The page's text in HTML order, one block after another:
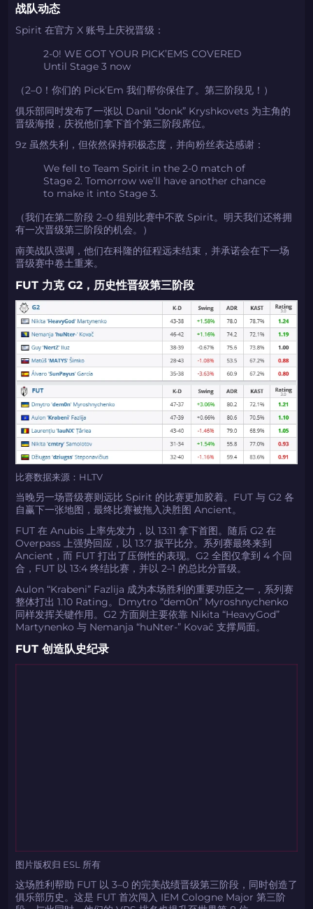
带上你的促销代码
只需抓取区域并将促销代码复制到剪贴板
战队动态
Spirit 在官方 X 账号上庆祝晋级：
2-0! WE GOT YOUR PICK’EMS COVERED
Until Stage 3 now
（2–0！你们的 Pick’Em 我们帮你保住了。第三阶段见！）
俱乐部同时发布了一张以 Danil “donk” Kryshkovets 为主角的
晋级海报，庆祝他们拿下首个第三阶段席位。
9z 虽然失利，但依然保持积极态度，并向粉丝表达感谢：
We fell to Team Spirit in the 2-0 match of
Stage 2. Tomorrow we’ll have another chance
to make it into Stage 3.
（我们在第二阶段 2–0 组别比赛中不敌 Spirit。明天我们还将拥
有一次晋级第三阶段的机会。）
南美战队强调，他们在科隆的征程远未结束，并承诺会在下一场
晋级赛中卷土重来。
FUT 力克 G2，历史性晋级第三阶段
比赛数据来源：HLTV
当晚另一场晋级赛则远比 Spirit 的比赛更加胶着。FUT 与 G2 各
自赢下一张地图，最终比赛被拖入决胜图 Ancient。
FUT 在 Anubis 上率先发力，以 13:11 拿下首图。随后 G2 在
Overpass 上强势回应，以 13:7 扳平比分。系列赛最终来到
Ancient，而 FUT 打出了压倒性的表现。G2 全图仅拿到 4 个回
合，FUT 以 13:4 终结比赛，并以 2–1 的总比分晋级。
Aulon “Krabeni” Fazlija 成为本场胜利的重要功臣之一，系列赛
整体打出 1.10 Rating。Dmytro “dem0n” Myroshnychenko
同样发挥关键作用。G2 方面则主要依靠 Nikita “HeavyGod”
Martynenko 与 Nemanja “huNter-” Kovač 支撑局面。
FUT 创造队史纪录
图片版权归 ESL 所有
这场胜利帮助 FUT 以 3–0 的完美战绩晋级第三阶段，同时创造了
俱乐部历史。这是 FUT 首次闯入 IEM Cologne Major 第三阶